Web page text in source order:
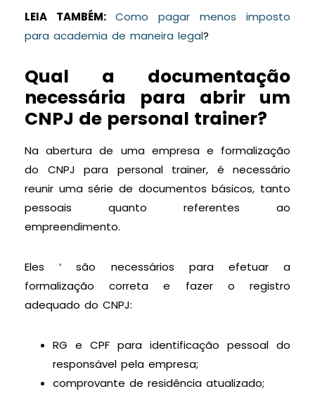
LEIA TAMBÉM: Como pagar menos imposto
para academia de maneira legal?
Qual a documentação
necessária para abrir um
CNPJ de personal trainer?
Na abertura de uma empresa e formalização
do CNPJ para personal trainer, é necessário
reunir uma série de documentos básicos, tanto
pessoais quanto referentes ao
empreendimento.
Eles ‘ são necessários para efetuar a
formalização correta e fazer o registro
adequado do CNPJ:
RG e CPF para identificação pessoal do
responsável pela empresa;
comprovante de residência atualizado;